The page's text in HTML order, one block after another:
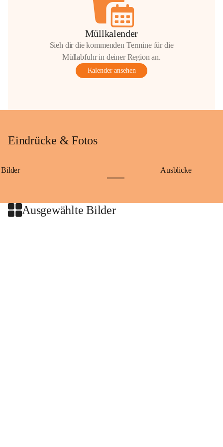
Müllkalender
Sieh dir die kommenden Termine für die
Müllabfuhr in deiner Region an.
Kalender ansehen
Eindrücke & Fotos
Bilder Ausblicke
Ausgewählte Bilder